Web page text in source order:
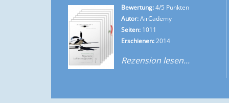
Bewertung:4/5 Punkten
Autor:AirCademy
Seiten: 1011
Erschienen:2014
Rezension lesen...